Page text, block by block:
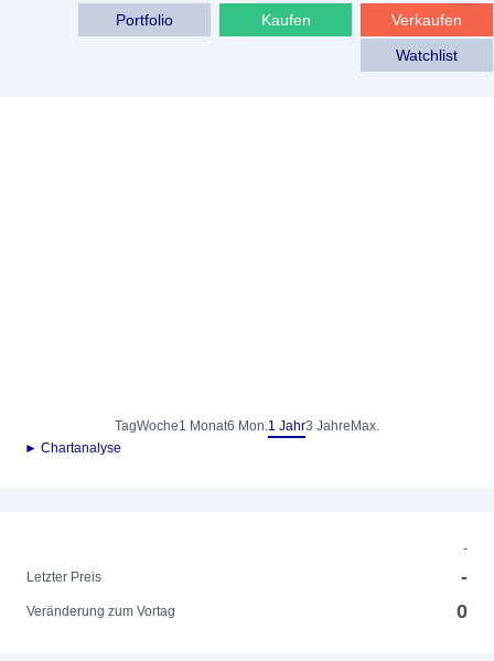
Verkaufen
Kaufen
Portfolio
Watchlist
TagWoche1 Monat6 Mon.1 Jahr3 Jahre Max.
► Chartanalyse
-
Letzter Preis
-
Veränderung zum Vortag 0